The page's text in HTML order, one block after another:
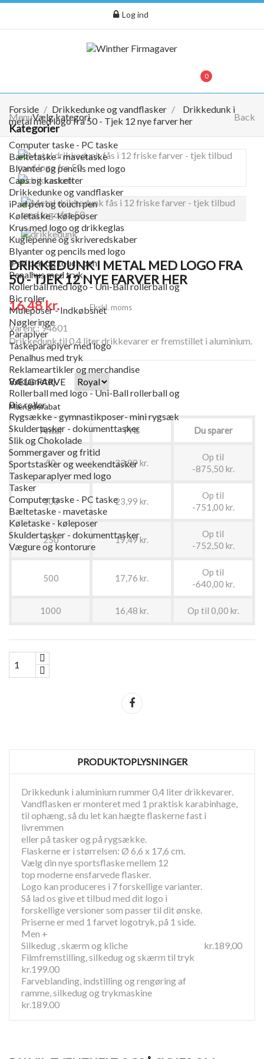
Log ind
0
Menu Back
Vælg kategori
Kategorier
Computer taske - PC taske
Bæltetaske - mavetaske
Blyanter og pencils med logo
Caps og kasketter
Drikkedunke og vandflasker
iPad pen og touch pen
Køletaske - køleposer
Krus med logo og drikkeglas
Kuglepenne og skriveredskaber
Blyanter og pencils med logo
iPad pen og touch pen
Penalhus med tryk
Rollerball med logo - Uni-Ball rollerball og
Bic roller
Muleposer - Indkøbsnet
Nøgleringe
Paraplyer
Taskeparaplyer med logo
Penalhus med tryk
Reklameartikler og merchandise
Reklametøj
Rollerball med logo - Uni-Ball rollerball og
Bic roller
Rygsække - gymnastikposer- mini rygsæk
Skuldertasker - dokumenttasker
Slik og Chokolade
Sommergaver og fritid
Sportstasker og weekendtasker
Taskeparaplyer med logo
Tasker
Computer taske - PC taske
Bæltetaske - mavetaske
Køletaske - køleposer
Skuldertasker - dokumenttasker
Vægure og kontorure
Forside Drikkedunke og vandflasker
Drikkedunk i
metal med logo fra 50 - Tjek 12 nye farver her
DRIKKEDUNK I METAL MED LOGO FRA
50 - TJEK 12 NYE FARVER HER
16,48 kr.
Ekskl. moms
Varenr.: 94601
Drikkedunk til 0,4 liter drikkevarer er fremstillet i aluminium.
VÆLG FARVE
Mængderabat
Antal Pris Du sparer
50 33,99 kr.
Op til
-875,50 kr.
100 23,99 kr.
Op til
-751,00 kr.
250 19,49 kr.
Op til
-752,50 kr.
500 17,76 kr.
Op til
-640,00 kr.
1000 16,48 kr. Op til 0,00 kr.
PRODUKTOPLYSNINGER
Drikkedunk i aluminium rummer 0,4 liter drikkevarer.
Vandflasken er monteret med 1 praktisk karabinhage,
til ophæng, så du let kan hægte flaskerne fast i
livremmen
eller på tasker og på rygsække.
Flaskerne er i størrelsen: Ø 6,6 x 17,6 cm.
Vælg din nye sportsflaske mellem 12
top moderne ensfarvede flasker.
Logo kan produceres i 7 forskellige varianter.
Så lad os give et tilbud med dit logo i
forskellige versioner som passer til dit ønske.
Priserne er med 1 farvet logotryk, på 1 side.
Men +
Silkedug , skærm og kliche kr.189,00
Filmfremstilling, silkedug og skærm til tryk
kr.199.00
Farveblanding, indstilling og rengøring af
ramme, silkedug og trykmaskine
kr.189.00